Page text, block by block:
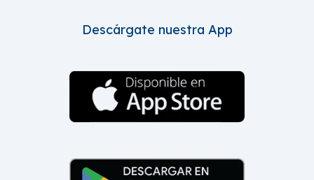
Cripan 5 Mg. 30 Comp
$ 954
$ 811$ 811